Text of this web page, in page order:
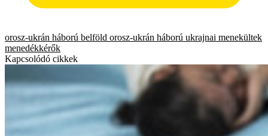
orosz-ukrán háború belföld orosz-ukrán háború ukrajnai menekültek
menedékkérők
Kapcsolódó cikkek